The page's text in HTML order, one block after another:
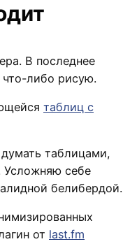
В последнее
либо рисую.
таблиц с
таблицами,
себе
белибердой.
от last.fm